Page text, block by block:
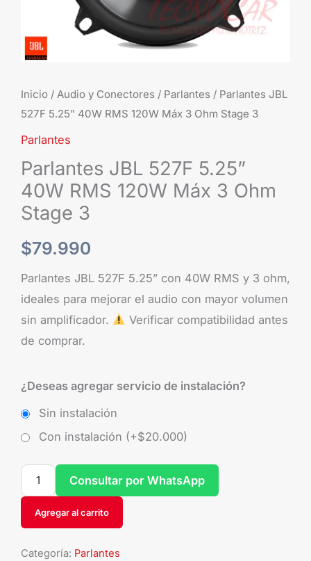
Inicio / Audio y Conectores / Parlantes / Parlantes JBL
527F 5.25” 40W RMS 120W Máx 3 Ohm Stage 3
Parlantes
Parlantes JBL 527F 5.25”
40W RMS 120W Máx 3 Ohm
Stage 3
$79.990
Parlantes JBL 527F 5.25” con 40W RMS y 3 ohm,
ideales para mejorar el audio con mayor volumen
sin amplificador.
Verificar compatibilidad antes
de comprar.
¿Deseas agregar servicio de instalación?
Sin instalación
Con instalación (+$20.000)
Stage
3
Agregar al carrito
Consultar por WhatsApp
Categoría: Parlantes